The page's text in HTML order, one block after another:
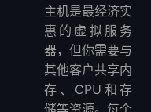
主机是最经济实
惠的虚拟服务
器，但你需要与
其他客户共享内
存、CPU和存
储等资源。每个